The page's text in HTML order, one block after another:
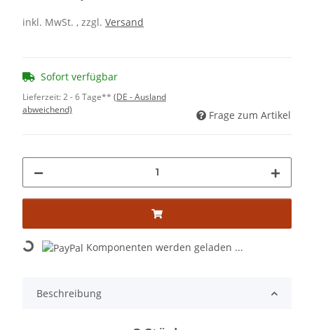
inkl. MwSt. , zzgl. Versand
Sofort verfügbar
Lieferzeit:2 - 6 Tage** (DE - Ausland
abweichend)
Frage zum Artikel
Loading... Komponenten werden geladen ...
Beschreibung